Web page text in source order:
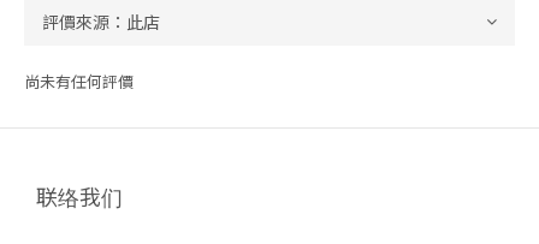
尚未有任何評價
联络我们